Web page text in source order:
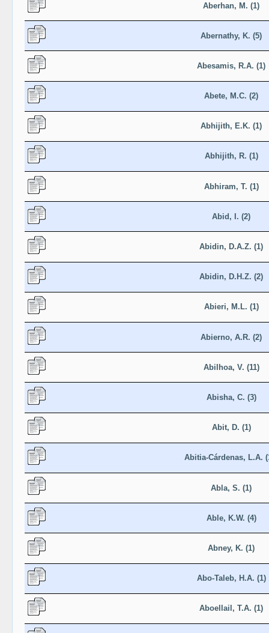
Aberhan, M. (1)
Abernathy, K. (5)
Abesamis, R.A. (1)
Abete, M.C. (2)
Abhijith, E.K. (1)
Abhijith, R. (1)
Abhiram, T. (1)
Abid, I. (2)
Abidin, D.A.Z. (1)
Abidin, D.H.Z. (2)
Abieri, M.L. (1)
Abierno, A.R. (2)
Abilhoa, V. (11)
Abisha, C. (3)
Abit, D. (1)
Abitia-Cárdenas, L.A.
Abla, S. (1)
Able, K.W. (4)
Abney, K. (1)
Abo-Taleb, H.A. (1)
Aboellail, T.A. (1)